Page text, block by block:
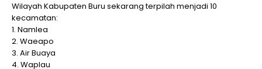
Wilayah Kabupaten Buru sekarang terpilah menjadi 10
kecamatan:
1. Namlea
2. Waeapo
3. Air Buaya
4. Waplau